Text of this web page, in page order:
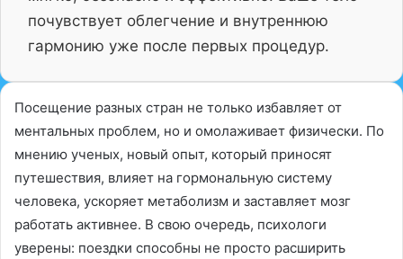
почувствует облегчение и внутреннюю
гармонию уже после первых процедур.
Посещение разных стран не только избавляет от
ментальных проблем, но и омолаживает физически. По
мнению ученых, новый опыт, который приносят
путешествия, влияет на гормональную систему
человека, ускоряет метаболизм и заставляет мозг
работать активнее. В свою очередь, психологи
уверены: поездки способны не просто расширить